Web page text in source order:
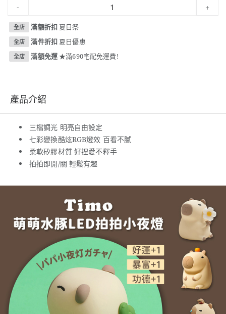
- +
全店 滿額折扣 夏日祭
全店 滿件折扣 夏日優惠
全店 滿額免運 ★滿690宅配免運費!
產品介紹
三檔調光 明亮自由設定
七彩變換酷炫RGB燈效 百看不膩
柔軟矽膠材質 好捏愛不釋手
拍拍即開/關 輕鬆有趣